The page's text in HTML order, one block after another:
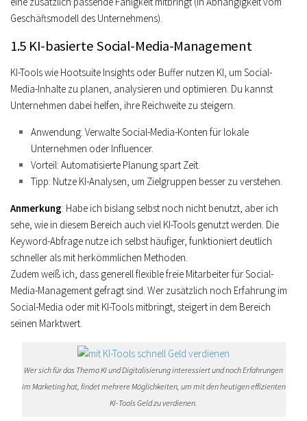
Geschäftsmodell des Unternehmens).
1.5 KI-basierte Social-Media-Management
KI-Tools wie Hootsuite Insights oder Buffer nutzen KI, um Social-
Media-Inhalte zu planen, analysieren und optimieren. Du kannst
Unternehmen dabei helfen, ihre Reichweite zu steigern.
Anwendung: Verwalte Social-Media-Konten für lokale
Unternehmen oder Influencer.
Vorteil: Automatisierte Planung spart Zeit.
Tipp: Nutze KI-Analysen, um Zielgruppen besser zu verstehen.
Anmerkung: Habe ich bislang selbst noch nicht benutzt, aber ich
sehe, wie in diesem Bereich auch viel KI-Tools genutzt werden. Die
Keyword-Abfrage nutze ich selbst häufiger, funktioniert deutlich
schneller als mit herkömmlichen Methoden.
Zudem weiß ich, dass generell flexible freie Mitarbeiter für Social-
Media-Management gefragt sind. Wer zusätzlich noch Erfahrung im
Social-Media oder mit KI-Tools mitbringt, steigert in dem Bereich
seinen Marktwert.
Wer sich für das Thema KI und Digitalisierung interessiert und noch Erfahrungen
im Marketing hat, findet mehrere Möglichkeiten, um mit den heutigen effizienten
KI-Tools Geld zu verdienen.